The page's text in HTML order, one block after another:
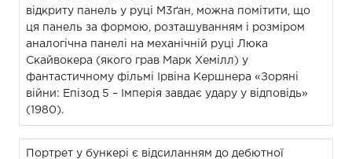
відкриту панель у руці М3ґан, можна помітити, що
ця панель за формою, розташуванням і розміром
аналогічна панелі на механічній руці Люка
Скайвокера (якого грав Марк Хемілл) у
фантастичному фільмі Ірвіна Кершнера «Зоряні
війни: Епізод 5 – Імперія завдає удару у відповідь»
(1980).
Портрет у бункері є відсиланням до дебютної